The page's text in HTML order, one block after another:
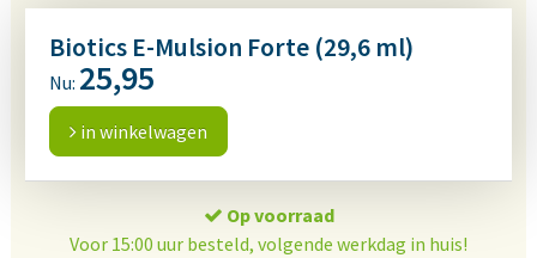
Biotics E-Mulsion Forte (29,6 ml)
Nu: 25,95
in winkelwagen
Op voorraad
Voor 15:00 uur besteld, volgende werkdag in huis!